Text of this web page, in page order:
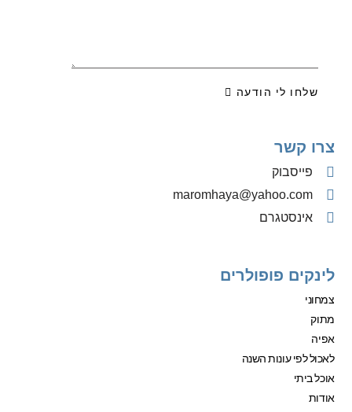
שלחו לי הודעה
צרו קשר
פייסבוק
‫maromhaya@yahoo.com
אינסטגרם
לינקים פופולרים
צמחוני
מתוק
אפיה
לאכול לפי עונות השנה
אוכל ביתי
אודות